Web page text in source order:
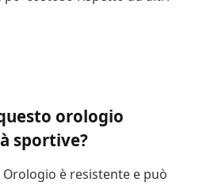
orologio
sportive?
Orologio è resistente e può